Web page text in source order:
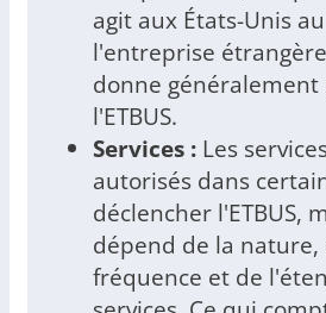
agit aux États-Unis
l'entreprise
donne généralement
l'ETBUS.
Services : Les
autorisés dans
déclencher l'ETBUS,
dépend de la nature,
fréquence et de